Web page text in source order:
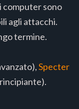
computer sono
agli attacchi.
termine.
Specter